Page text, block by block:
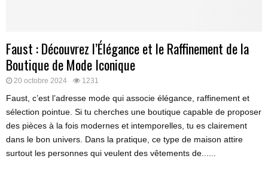
Faust : Découvrez l’Élégance et le Raffinement de la
Boutique de Mode Iconique
20 octobre 2024 1231
Faust, c’est l’adresse mode qui associe élégance, raffinement et
sélection pointue. Si tu cherches une boutique capable de proposer
des pièces à la fois modernes et intemporelles, tu es clairement
dans le bon univers. Dans la pratique, ce type de maison attire
surtout les personnes qui veulent des vêtements de......